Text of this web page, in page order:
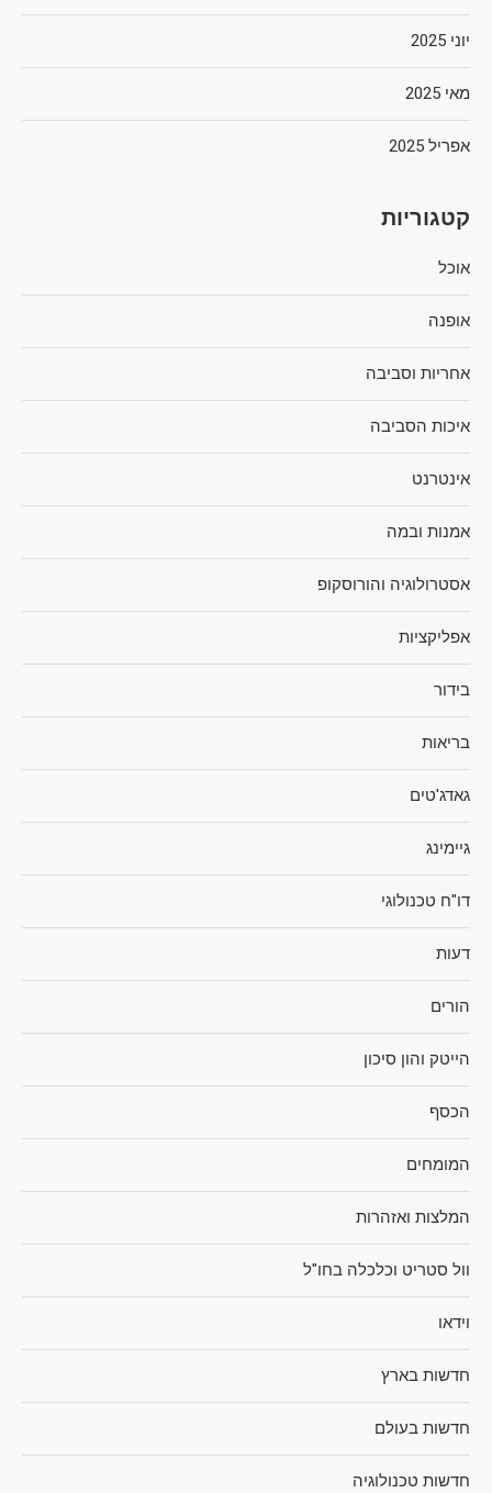
יוני 2025
מאי 2025
אפריל 2025
קטגוריות
אוכל
אופנה
אחריות וסביבה
איכות הסביבה
אינטרנט
אמנות ובמה
אסטרולוגיה והורוסקופ
אפליקציות
בידור
בריאות
גאדג'טים
גיימינג
דו"ח טכנולוגי
דעות
הורים
הייטק והון סיכון
הכסף
המומחים
המלצות ואזהרות
וול סטריט וכלכלה בחו"ל
וידאו
חדשות בארץ
חדשות בעולם
חדשות טכנולוגיה